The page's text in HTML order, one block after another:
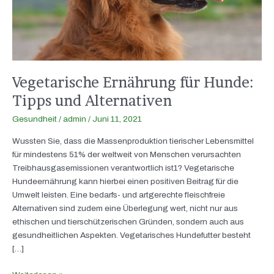
Vegetarische Ernährung für Hunde:
Tipps und Alternativen
Gesundheit / admin / Juni 11, 2021
Wussten Sie, dass die Massenproduktion tierischer Lebensmittel
für mindestens 51% der weltweit von Menschen verursachten
Treibhausgasemissionen verantwortlich ist1? Vegetarische
Hundeernährung kann hierbei einen positiven Beitrag für die
Umwelt leisten. Eine bedarfs- und artgerechte fleischfreie
Alternativen sind zudem eine Überlegung wert, nicht nur aus
ethischen und tierschützerischen Gründen, sondern auch aus
gesundheitlichen Aspekten. Vegetarisches Hundefutter besteht
[…]